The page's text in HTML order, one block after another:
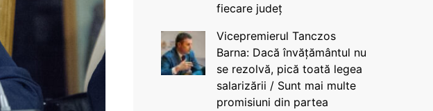
fiecare județ
Vicepremierul Tanczos
Barna: Dacă învățământul nu
se rezolvă, pică toată legea
salarizării / Sunt mai multe
promisiuni din partea